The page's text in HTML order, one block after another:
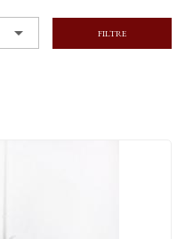
 FILTRE